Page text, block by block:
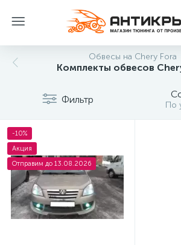
Обвесы на Chery Fora
Комплекты обвесов
Фильтр По
-10%
Акция
Отправим до 13.08.2026